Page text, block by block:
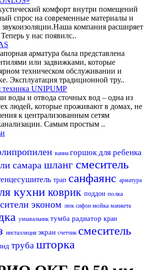
комфорт внутри помещений
спрос на современные материалы и
компания расширяет
у нас появилс..
арматура была представлена
или задвижками, которые
техническом обслуживании и
Эксплуатация традиционной тру..
техника UNIPUMP
воды и отвода сточных вод – одна из
людей, которые проживают в домах, не
к централизованным сетям
Самым простым ..
ванна горшок для ребенка
самара шланг смеситель
трап санфаянс арматура
кухни коврик поддон полка
эконом люк сифон мойка манжета
умывальник тумба радиатор кран
инсталляция экран счетчик смеситель
труба шторка